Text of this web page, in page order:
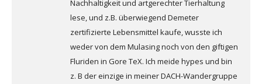
Nachhaltigkeit und artgerechter Tierhaltung
lese, und z.B. überwiegend Demeter
zertifizierte Lebensmittel kaufe, wusste ich
weder von dem Mulasing noch von den giftigen
Fluriden in Gore TeX. Ich meide hypes und bin
z. B der einzige in meiner DACH-Wandergruppe